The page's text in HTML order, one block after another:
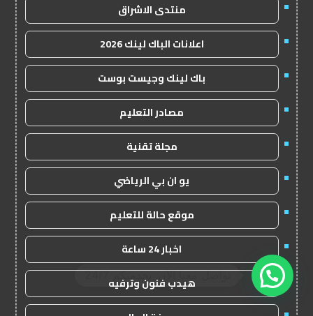
منتدى الاشراق
اعلانات الباك لينك 2026
باك لينك وجيست بوست
مصادر التعليم
مجلة تقنية
يو ان بي الرياضي
موقع حالة للتعليم
اخبار 24 ساعة
هيدب فنون وترفيه
1